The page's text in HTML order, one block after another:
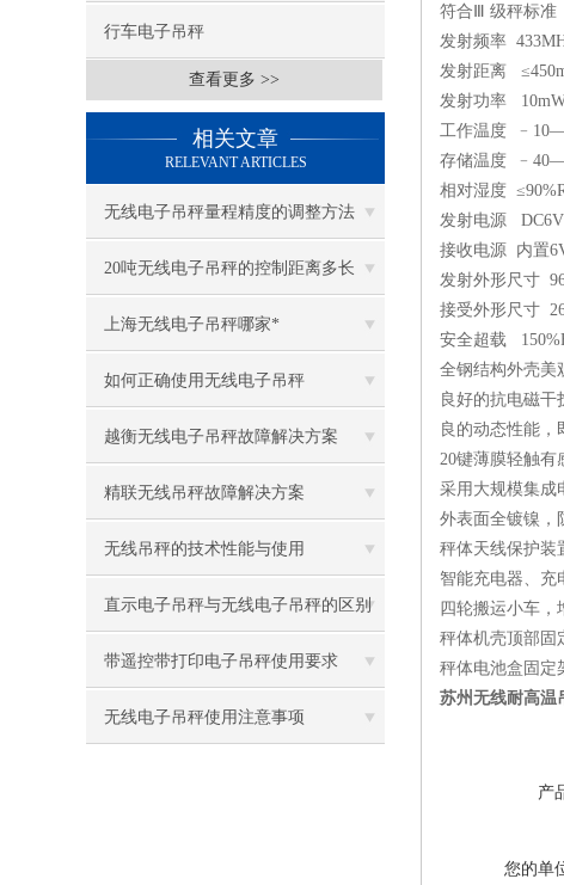
行车电子吊秤
查看更多 >>
相关文章
RELEVANT ARTICLES
无线电子吊秤量程精度的调整方法
20吨无线电子吊秤的控制距离多长
上海无线电子吊秤哪家*
如何正确使用无线电子吊秤
越衡无线电子吊秤故障解决方案
精联无线吊秤故障解决方案
无线吊秤的技术性能与使用
直示电子吊秤与无线电子吊秤的区别
在那里
带遥控带打印电子吊秤使用要求
无线电子吊秤使用注意事项
符合Ⅲ 级秤标准
发射频率
发射距离
发射功率
工作温度
存储温度
相对湿度
发射电源
接收电源 内置
发射外形尺寸
接受外形尺寸
安全超载
全钢结构外壳美
良好的抗电磁干
良的动态性能，
20键薄膜轻触有
采用大规模集成
外表面全镀镍，
秤体天线保护装
智能充电器、充
四轮搬运小车，
秤体机壳顶部固
秤体电池盒固定
苏州无线耐高温
产
您的单